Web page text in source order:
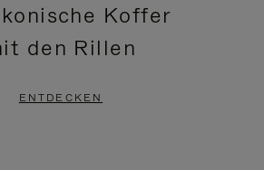
Koffer
den Rillen
ENTDECKEN